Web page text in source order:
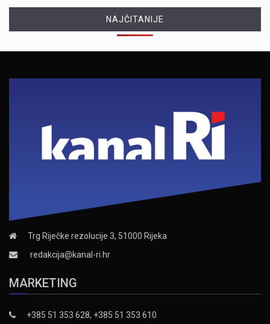
NAJČITANIJE
Trg Riječke rezolucije 3, 51000 Rijeka
redakcija@kanal-ri.hr
MARKETING
+385 51 353 628, +385 51 353 610